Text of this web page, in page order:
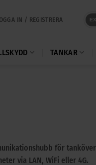
IN / REGISTRERA
TANKAR
för
via LAN, WiFi eller 4G.